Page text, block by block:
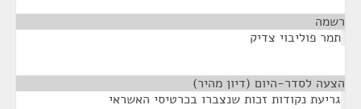
רשמה
תמר פוליבוי צדיק
הצעה לסדר-היום (דיון מהיר)
גריעת נקודות זכות שנצברו בכרטיסי האשראי